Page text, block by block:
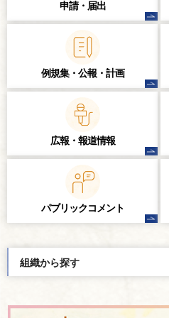
申請・届出
例規集・公報・計画
広報・報道情報
パブリックコメント
組織から探す